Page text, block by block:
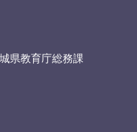
県教育庁総務課